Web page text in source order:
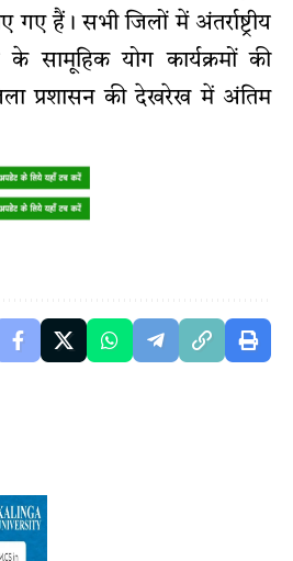
गए हैं। सभी जिलों में अंतर्राष्ट्रीय
सामूहिक योग कार्यक्रमों की
प्रशासन की देखरेख में अंतिम